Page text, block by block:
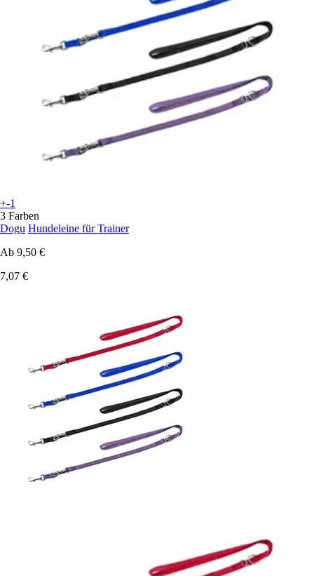
+-1
3 Farben
Dogu Hundeleine für Trainer
Ab 9,50 €
7,07 €